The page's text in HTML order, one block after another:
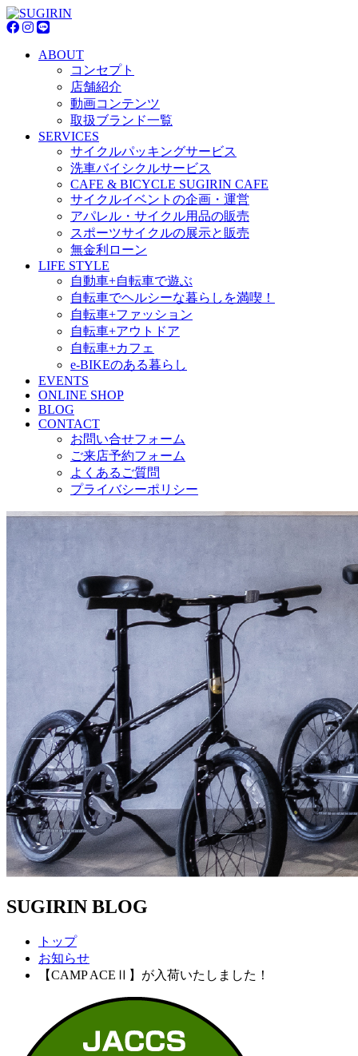
ABOUT
コンセプト
店舗紹介
動画コンテンツ
取扱ブランド一覧
SERVICES
サイクルパッキングサービス
洗車バイシクルサービス
CAFE & BICYCLE SUGIRIN CAFE
サイクルイベントの企画・運営
アパレル・サイクル用品の販売
スポーツサイクルの展示と販売
無金利ローン
LIFE STYLE
自動車+自転車で遊ぶ
自転車でヘルシーな暮らしを満喫！
自転車+ファッション
自転車+アウトドア
自転車+カフェ
e-BIKEのある暮らし
EVENTS
ONLINE SHOP
BLOG
CONTACT
お問い合せフォーム
ご来店予約フォーム
よくあるご質問
プライバシーポリシー
SUGIRIN BLOG
トップ
お知らせ
【CAMP ACEⅡ】が入荷いたしました！